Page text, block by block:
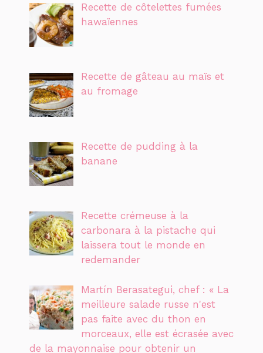
Recette de côtelettes fumées
hawaïennes
Recette de gâteau au maïs et
au fromage
Recette de pudding à la
banane
Recette crémeuse à la
carbonara à la pistache qui
laissera tout le monde en
redemander
Martín Berasategui, chef : « La
meilleure salade russe n'est
pas faite avec du thon en
morceaux, elle est écrasée avec
de la mayonnaise pour obtenir un